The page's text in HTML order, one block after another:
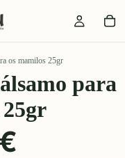
os mamilos 25gr
para